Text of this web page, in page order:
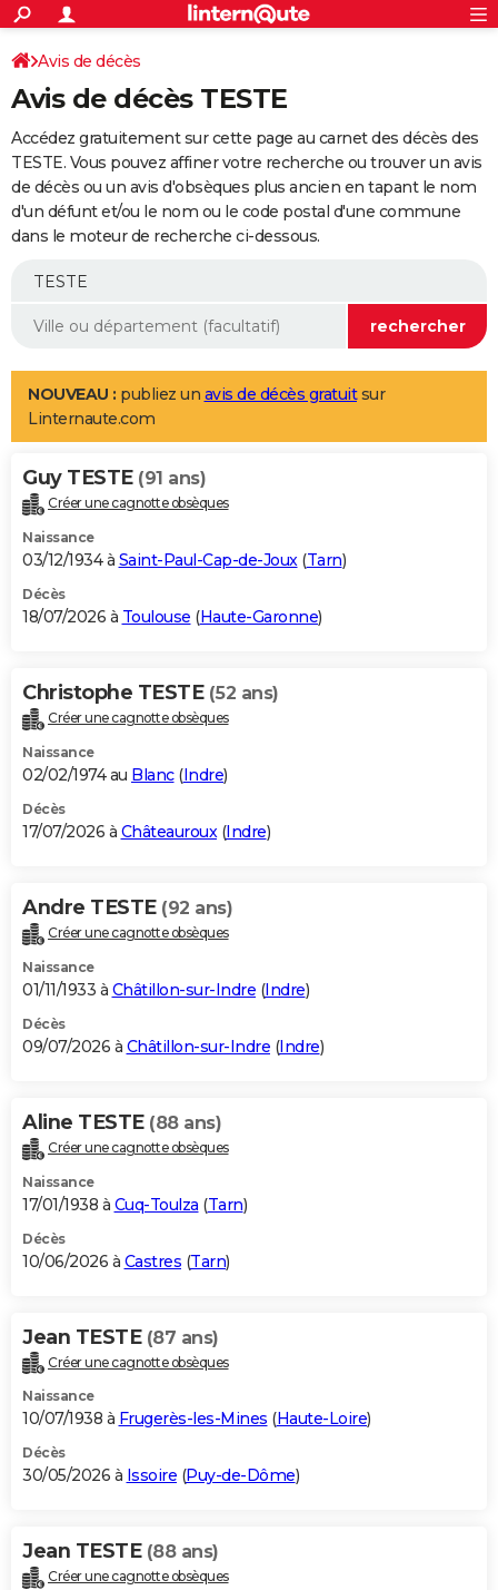
ACTUALITÉS
Politique
Société
Faits Divers
Education
Monde
Villes
+
SPORT
Coupe du monde 2026
Football
Tennis
Cyclisme
Rugby
Forum
Programme TV
TNT
Streaming
Cinéma
Sorties cinéma
Musique
+
FINANCE
Retraite
Impôts
Epargne
Immobilier
Risques naturels par ville
Banque
Assurance
Crédit
AUTO
Essais
Réserver un essai
Citadines
Berlines
SUV
Forum auto
+
Mobiles
Meilleur smartphone
Internet
Ordinateurs
Jeux vidéo
Guide high-tech
Aménagement intérieur
LIFESTYLE
Art de vivre
Bien-être
Loisirs
Mode
Modes de vie
Alimentation
Guide de la santé
Maladies
Médicaments
Sommeil
VOYAGE
Destinations
City break
Voyage nature
Voyage de noces
Forum
Climat
+PHOTO
GUIDES D'ACHAT
BONS PLANS
Carte de Noël
Carte Bonne année
Carte Saint-Valentin
Carte Pâques
Carte d'anniversaire
DICTIONNAIRE
Dictionnaire
Biographies
Citations
Expressions
Proverbes
PROGRAMME TV
S'inscrire
Se connecter
Lycées
Collèges
Primaires
Universités
Entreprises
Service militaire
Avis de recherche
AVIS DE DÉCÈS
Bricolage
Lifestyle
Culture
Sport
Auto
Television
Voyage
Cinema
Avis de décès
Avis de décès TESTE
Accédez gratuitement sur cette page au carnet des décès des
TESTE. Vous pouvez affiner votre recherche ou trouver un avis
de décès ou un avis d'obsèques plus ancien en tapant le nom
d'un défunt et/ou le nom ou le code postal d'une commune
dans le moteur de recherche ci-dessous.
NOUVEAU : publiez un avis de décès gratuitsur
Linternaute.com
Guy TESTE (91 ans)
Créer une cagnotte obsèques
Naissance
03/12/1934 à Saint-Paul-Cap-de-Joux(Tarn)
Décès
18/07/2026 à Toulouse (Haute-Garonne)
Christophe TESTE (52 ans)
Créer une cagnotte obsèques
Naissance
02/02/1974 au Blanc(Indre)
Décès
17/07/2026 à Châteauroux(Indre)
Andre TESTE (92 ans)
Créer une cagnotte obsèques
Naissance
01/11/1933 à Châtillon-sur-Indre (Indre)
Décès
09/07/2026 à Châtillon-sur-Indre (Indre)
Aline TESTE (88 ans)
Créer une cagnotte obsèques
Naissance
17/01/1938 à Cuq-Toulza (Tarn)
Décès
10/06/2026 à Castres (Tarn)
Jean TESTE (87 ans)
Créer une cagnotte obsèques
Naissance
10/07/1938 à Frugerès-les-Mines (Haute-Loire)
Décès
30/05/2026 à Issoire (Puy-de-Dôme)
Jean TESTE (88 ans)
Créer une cagnotte obsèques